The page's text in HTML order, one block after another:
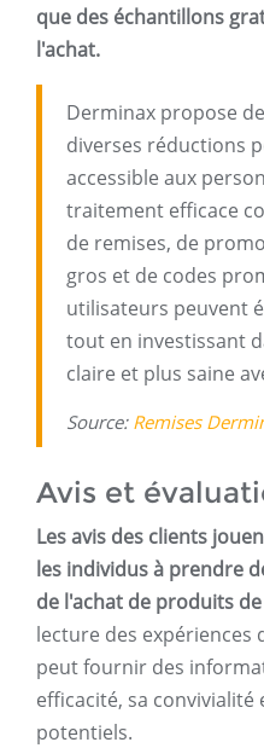
que des échantillons
l'achat.
Derminax propose
diverses réductions
accessible aux
traitement efficace
de remises, de
gros et de codes
utilisateurs peuvent
tout en investissant
claire et plus saine
Source: Remises
Avis et
Les avis des clients
les individus à prendre
de l'achat de produits
lecture des expériences
peut fournir des
efficacité, sa convivialité
potentiels.